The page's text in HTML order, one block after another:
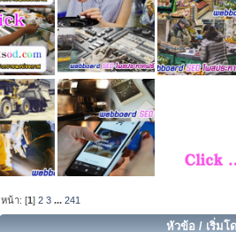
หน้า: [1]2 3 ...241
หัวข้อ / เริ่มโ